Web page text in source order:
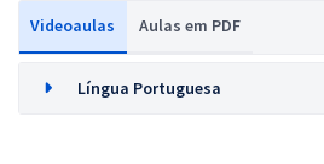
Videoaulas Aulas em PDF
Língua Portuguesa